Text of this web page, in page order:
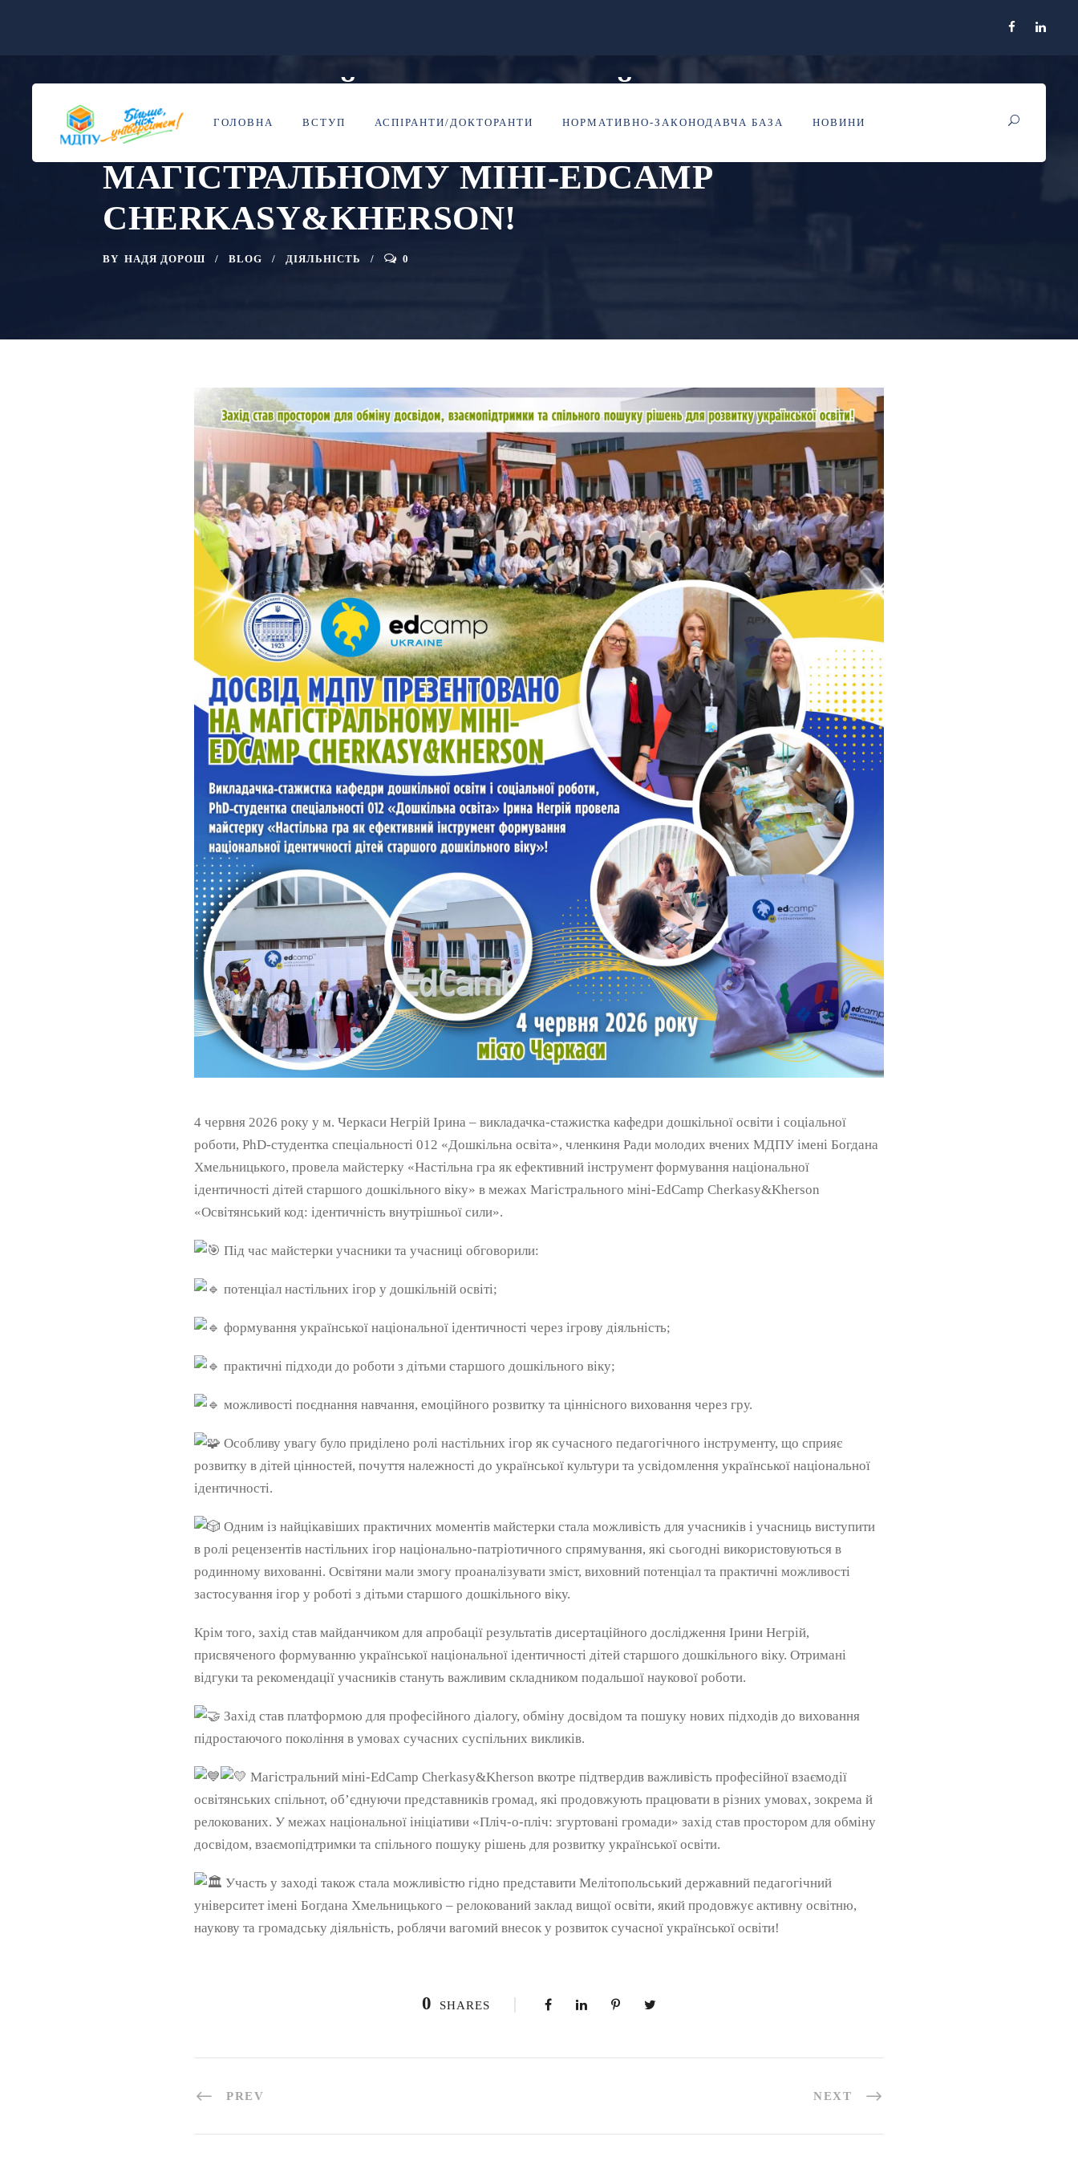
ГОЛОВНА ВСТУП АСПІРАНТИ/ДОКТОРАНТИ НОРМАТИВНО-ЗАКОНОДАВЧА БАЗА НОВИНИ
08
ІРИНА НЕГРІЙ ПРОВЕЛА МАЙСТЕРКУ З
ФОРМУВАННЯ НАЦІОНАЛЬНОЇ ІДЕНТИЧНОСТІ НА
МАГІСТРАЛЬНОМУ МІНІ-EDCAMP
CHERKASY&KHERSON!
BY НАДЯ ДОРОШ BLOG ДІЯЛЬНІСТЬ 0
4 червня 2026 року у м. Черкаси Негрій Ірина – викладачка-стажистка кафедри дошкільної освіти і соціальної
роботи, PhD-студентка спеціальності 012 «Дошкільна освіта», членкиня Ради молодих вчених МДПУ імені Богдана
Хмельницького, провела майстерку «Настільна гра як ефективний інструмент формування національної
ідентичності дітей старшого дошкільного віку» в межах Магістрального міні-EdCamp Cherkasy&Kherson
«Освітянський код: ідентичність внутрішньої сили».
Під час майстерки учасники та учасниці обговорили:
потенціал настільних ігор у дошкільній освіті;
формування української національної ідентичності через ігрову діяльність;
практичні підходи до роботи з дітьми старшого дошкільного віку;
можливості поєднання навчання, емоційного розвитку та ціннісного виховання через гру.
Особливу увагу було приділено ролі настільних ігор як сучасного педагогічного інструменту, що сприяє
розвитку в дітей цінностей, почуття належності до української культури та усвідомлення української національної
ідентичності.
Одним із найцікавіших практичних моментів майстерки стала можливість для учасників і учасниць виступити
в ролі рецензентів настільних ігор національно-патріотичного спрямування, які сьогодні використовуються в
родинному вихованні. Освітяни мали змогу проаналізувати зміст, виховний потенціал та практичні можливості
застосування ігор у роботі з дітьми старшого дошкільного віку.
Крім того, захід став майданчиком для апробації результатів дисертаційного дослідження Ірини Негрій,
присвяченого формуванню української національної ідентичності дітей старшого дошкільного віку. Отримані
відгуки та рекомендації учасників стануть важливим складником подальшої наукової роботи.
Захід став платформою для професійного діалогу, обміну досвідом та пошуку нових підходів до виховання
підростаючого покоління в умовах сучасних суспільних викликів.
Магістральний міні-EdCamp Cherkasy&Kherson вкотре підтвердив важливість професійної взаємодії
освітянських спільнот, об’єднуючи представників громад, які продовжують працювати в різних умовах, зокрема й
релокованих. У межах національної ініціативи «Пліч-о-пліч: згуртовані громади» захід став простором для обміну
досвідом, взаємопідтримки та спільного пошуку рішень для розвитку української освіти.
Участь у заході також стала можливістю гідно представити Мелітопольський державний педагогічний
університет імені Богдана Хмельницького – релокований заклад вищої освіти, який продовжує активну освітню,
наукову та громадську діяльність, роблячи вагомий внесок у розвиток сучасної української освіти!
0 SHARES
PREV NEXT